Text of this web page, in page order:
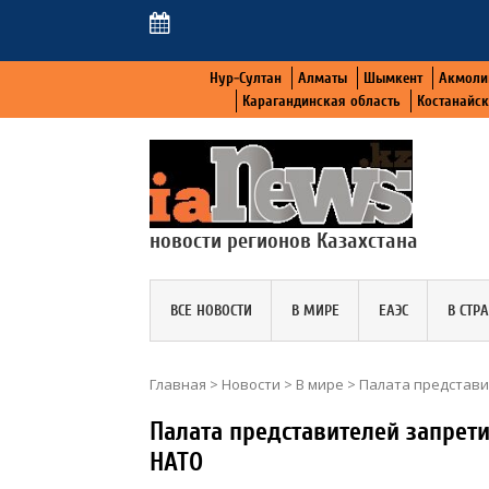
Нур-Султан Алматы Шымкент
Карагандинская область
новости регионов Казахстана
ВСЕ НОВОСТИ В МИРЕ ЕАЭС В
Главная > Новости > В мире > Палата
Палата представителей
НАТО